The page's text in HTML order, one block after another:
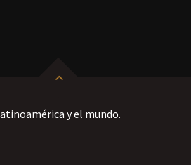
y el mundo.